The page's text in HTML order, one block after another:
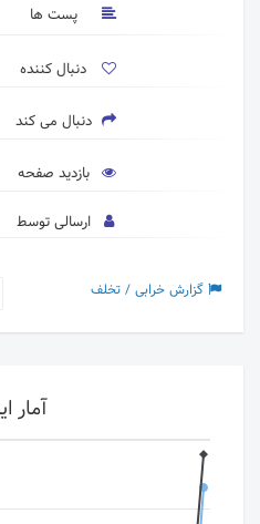
پست ها
دنبال کننده
دنبال می کند
بازدید صفحه
ارسالی توسط
گزارش خرابی / تخلف
آمار